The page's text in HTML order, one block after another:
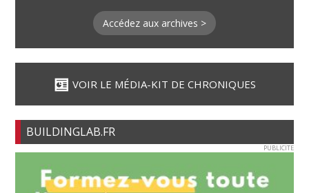
Accédez aux archives >
VOIR LE MÉDIA-KIT DE CHRONIQUES
BUILDINGLAB.FR
PUBLICITE